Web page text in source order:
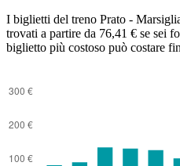
I biglietti del treno Prato -
trovati a partire da 76,41 € se sei
biglietto più costoso può costare